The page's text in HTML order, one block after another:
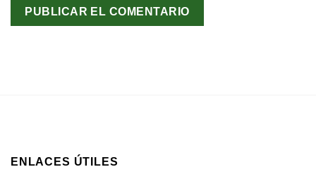
ENLACES ÚTILES